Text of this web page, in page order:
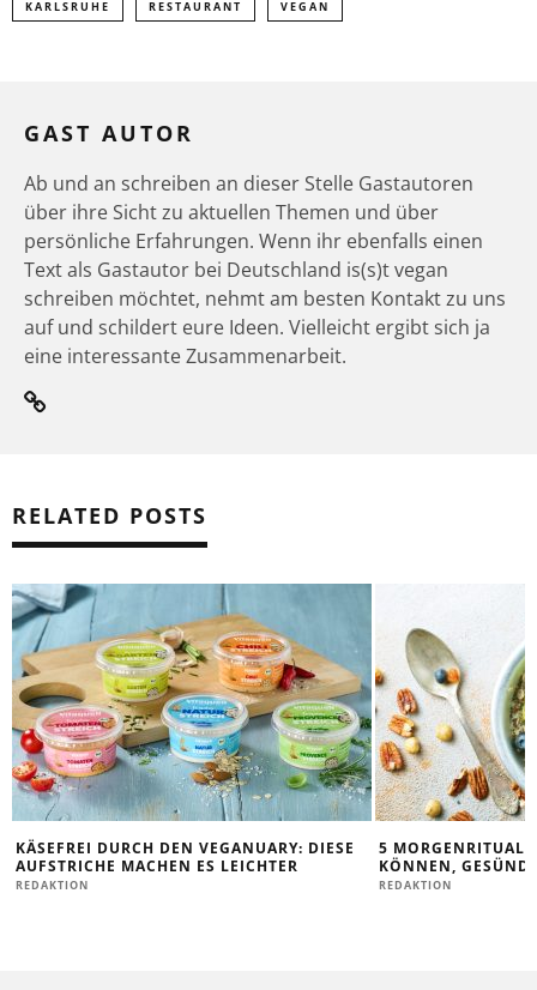
KARLSRUHE RESTAURANT VEGAN
GAST AUTOR
Ab und an schreiben an dieser Stelle Gastautoren
über ihre Sicht zu aktuellen Themen und über
persönliche Erfahrungen. Wenn ihr ebenfalls einen
Text als Gastautor bei Deutschland is(s)t vegan
schreiben möchtet, nehmt am besten Kontakt zu uns
auf und schildert eure Ideen. Vielleicht ergibt sich ja
eine interessante Zusammenarbeit.
RELATED POSTS
KÄSEFREI DURCH DEN VEGANUARY: DIESE
AUFSTRICHE MACHEN ES LEICHTER
REDAKTION
5
KÖNNEN,
REDAKTION